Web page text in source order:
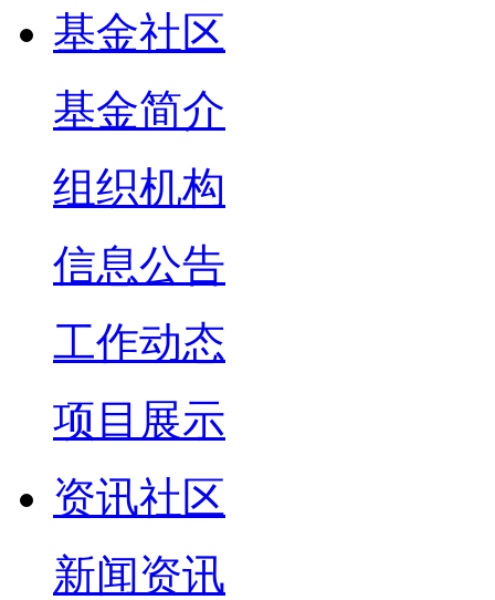
基金社区
基金简介
组织机构
信息公告
工作动态
项目展示
资讯社区
新闻资讯